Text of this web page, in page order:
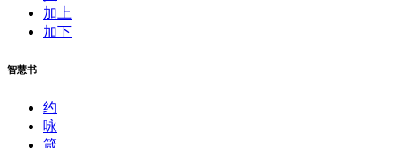
加上
加下
智慧书
约
咏
箴